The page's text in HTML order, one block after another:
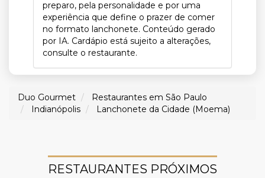
preparo, pela personalidade e por uma
experiência que define o prazer de comer
no formato lanchonete. Conteúdo gerado
por IA. Cardápio está sujeito a alterações,
consulte o restaurante.
Duo Gourmet
Restaurantes em São Paulo
Indianópolis
Lanchonete da Cidade (Moema)
RESTAURANTES PRÓXIMOS